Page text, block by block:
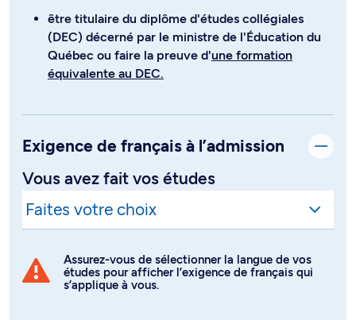
être titulaire du diplôme d'études collégiales
(DEC) décerné par le ministre de l'Éducation du
Québec ou faire la preuve d'une formation
équivalente au DEC.
Exigence de français à l’admission
Vous avez fait vos études
Assurez-vous de sélectionner la langue de vos
études pour afficher l’exigence de français qui
s’applique à vous.